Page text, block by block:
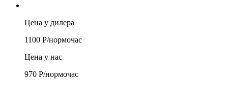
Цена у дилера
1100 Р/нормочас
Цена у нас
970 Р/нормочас